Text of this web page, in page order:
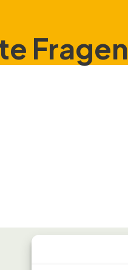
Fragen